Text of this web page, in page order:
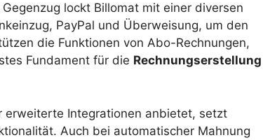
lockt Billomat mit einer diversen
PayPal und Überweisung, um den
die Funktionen von Abo-Rechnungen,
Fundament für die Rechnungserstellung
erweiterte Integrationen anbietet, setzt
Auch bei automatischer Mahnung